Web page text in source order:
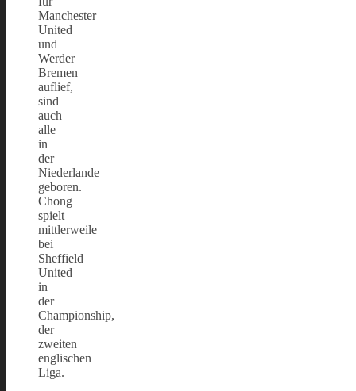
Manchester
United
und
Werder
Bremen
auflief,
sind
auch
alle
in
der
Niederlande
geboren.
Chong
spielt
mittlerweile
bei
Sheffield
United
in
der
Championship,
der
zweiten
englischen
Liga.